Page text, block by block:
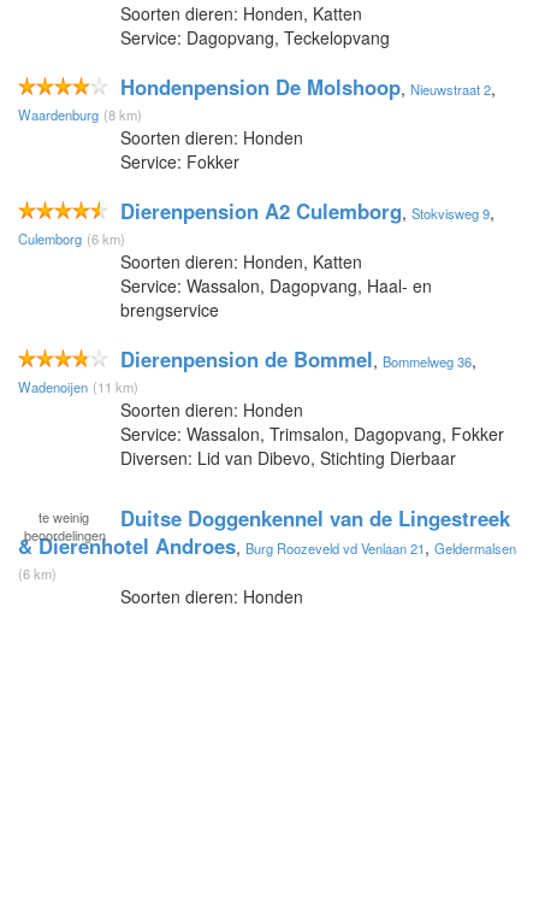
Soorten dieren: Honden, Katten
Service: Dagopvang, Teckelopvang
Hondenpension De Molshoop, Nieuwstraat 2,
Waardenburg (8 km)
Soorten dieren: Honden
Service: Fokker
Dierenpension A2 Culemborg, Stokvisweg 9,
Culemborg (6 km)
Soorten dieren: Honden, Katten
Service: Wassalon, Dagopvang, Haal- en
brengservice
Dierenpension de Bommel, Bommelweg 36,
Wadenoijen (11 km)
Soorten dieren: Honden
Service: Wassalon, Trimsalon, Dagopvang, Fokker
Diversen: Lid van Dibevo, Stichting Dierbaar
te weinig
beoordelingen
Duitse Doggenkennel van de Lingestreek
& Dierenhotel Androes, Burg Roozeveld vd Venlaan 21, Geldermalsen
(6 km)
Soorten dieren: Honden